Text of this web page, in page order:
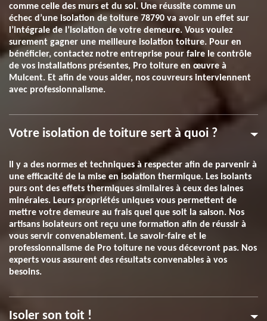
comme celle des murs et du sol. Une réussite comme un
échec d’une isolation de toiture 78790 va avoir un effet sur
l’intégrale de l’isolation de votre demeure. Vous voulez
surement gagner une meilleure isolation toiture. Pour en
bénéficier, contactez notre entreprise pour faire le contrôle
de vos installations présentes, Pro toiture en œuvre à
Mulcent. Et afin de vous aider, nos couvreurs interviennent
avec professionnalisme.
Votre isolation de toiture sert à quoi ?
Il y a des normes et techniques à respecter afin de parvenir à
une efficacité de la mise en isolation thermique. Les isolants
purs ont des effets thermiques similaires à ceux des laines
minérales. Leurs propriétés uniques vous permettent de
mettre votre demeure au frais quel que soit la saison. Nos
artisans isolateurs ont reçu une formation afin de réussir à
vous servir convenablement. Le savoir-faire et le
professionnalisme de Pro toiture ne vous décevront pas. Nos
experts vous assurent des résultats convenables à vos
besoins.
Isoler son toit !